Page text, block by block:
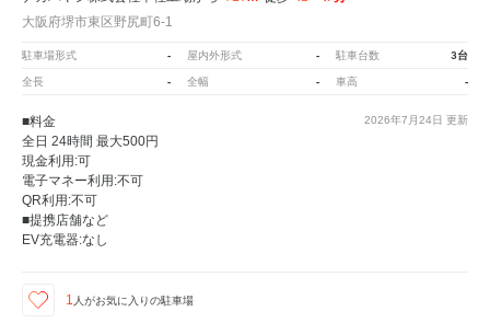
大阪府堺市東区野尻町6-1
駐車場形式 - 屋内外形式 - 駐車台数 3台
全長 - 全幅 - 車高 -
2026年7月24日 更新
■料金
全日 24時間 最大500円
現金利用:可
電子マネー利用:不可
QR利用:不可
■提携店舗など
EV充電器:なし
1 人がお気に入りの駐車場